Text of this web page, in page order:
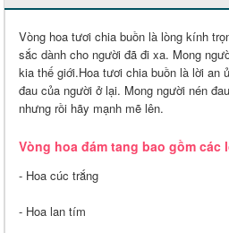
Vòng hoa tươi chia buồn là lòng kính
sắc dành cho người đã đi xa. Mong
kia thế giới.Hoa tươi chia buồn là lời an
đau của người ở lại. Mong người nén
nhưng rồi hãy mạnh mẽ lên.
Vòng hoa đám tang bao gồm các
- Hoa cúc trắng
- Hoa lan tím